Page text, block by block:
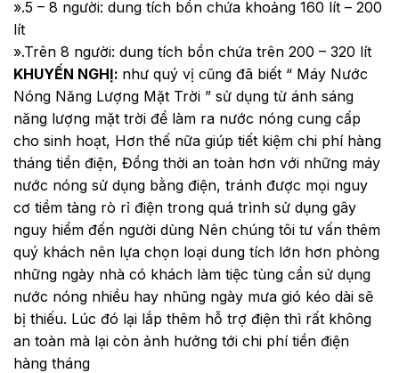
».5 – 8 người: dung tích bồn chứa khoảng 160 lít – 200
lít
».Trên 8 người: dung tích bồn chứa trên 200 – 320 lít
KHUYẾN NGHỊ: như quý vị cũng đã biết “ Máy Nước
Nóng Năng Lượng Mặt Trời ” sử dụng từ ánh sáng
năng lượng mặt trời để làm ra nước nóng cung cấp
cho sinh hoạt, Hơn thế nữa giúp tiết kiệm chi phí hàng
tháng tiền điện, Đồng thời an toàn hơn với những máy
nước nóng sử dụng bằng điện, tránh được mọi nguy
cơ tiềm tàng rò rỉ điện trong quá trình sử dụng gây
nguy hiểm đến người dùng Nên chúng tôi tư vấn thêm
quý khách nên lựa chọn loại dung tích lớn hơn phòng
những ngày nhà có khách làm tiệc tùng cần sử dụng
nước nóng nhiều hay nhũng ngày mưa gió kéo dài sẽ
bị thiếu. Lúc đó lại lắp thêm hỗ trợ điện thì rất không
an toàn mà lại còn ảnh hưởng tới chi phí tiền điện
hàng tháng